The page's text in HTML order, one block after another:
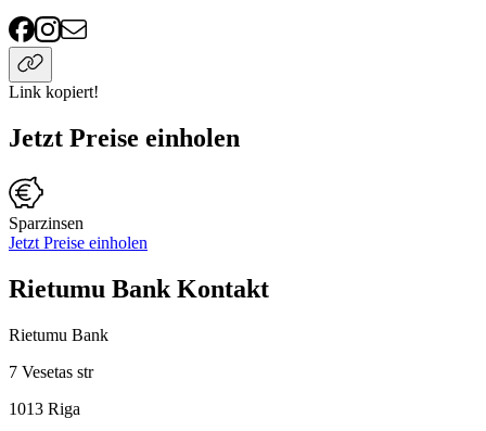
Link kopiert!
Jetzt Preise einholen
Sparzinsen
Jetzt Preise einholen
Rietumu Bank Kontakt
Rietumu Bank
7 Vesetas str
1013 Riga